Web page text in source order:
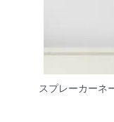
スプレーカーネ